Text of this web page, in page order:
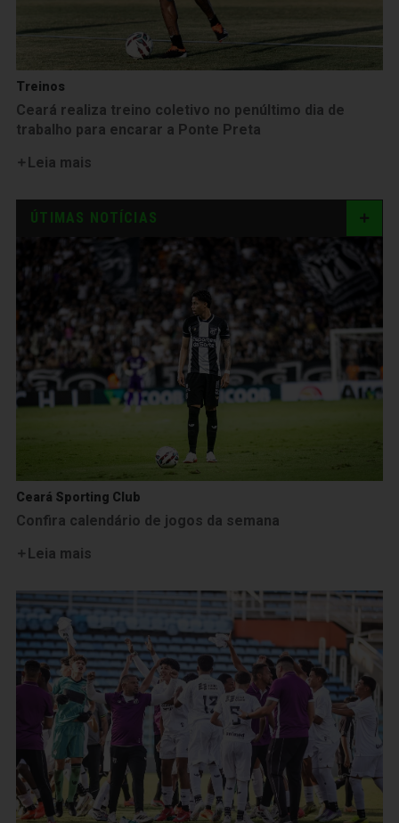
Treinos
Ceará realiza treino coletivo no penúltimo dia de
trabalho para encarar a Ponte Preta
Leia mais
ÚTIMAS NOTÍCIAS
Ceará Sporting Club
Confira calendário de jogos da semana
Leia mais